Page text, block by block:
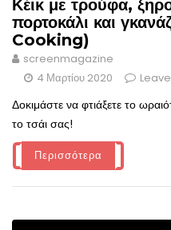
Κέικ με τρούφα,
πορτοκάλι και
Cooking)
screenmagazine
4 Μαρτίου 2020
Δοκιμάστε να φτιάξετε το
το τσάι σας!
Περισσότερα